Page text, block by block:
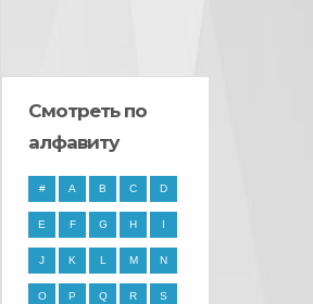
Смотреть по
алфавиту
# A B C D
E F G H I
J K L M N
O P Q R S